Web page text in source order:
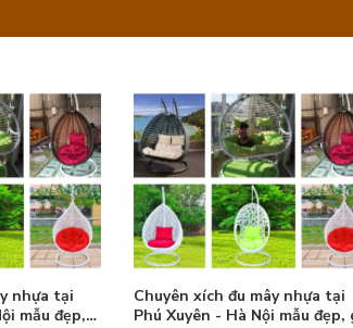
nhựa tại
mẫu đẹp,
Chuyên xích đu mây nhựa tại
Phú Xuyên - Hà Nội mẫu đẹp,